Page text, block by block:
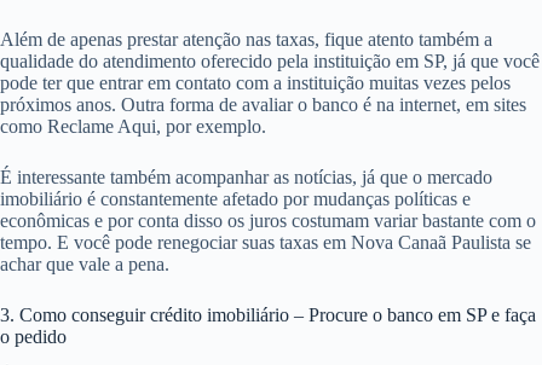
Além de apenas prestar atenção nas taxas, fique atento também a
qualidade do atendimento oferecido pela instituição em SP, já que você
pode ter que entrar em contato com a instituição muitas vezes pelos
próximos anos. Outra forma de avaliar o banco é na internet, em sites
como Reclame Aqui, por exemplo.
É interessante também acompanhar as notícias, já que o mercado
imobiliário é constantemente afetado por mudanças políticas e
econômicas e por conta disso os juros costumam variar bastante com o
tempo. E você pode renegociar suas taxas em Nova Canaã Paulista se
achar que vale a pena.
3. Como conseguir crédito imobiliário – Procure o banco em SP e faça
o pedido